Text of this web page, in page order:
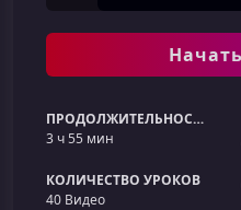
ПРОДОЛЖИТЕЛЬНОСТЬ
3 ч 55 мин
КОЛИЧЕСТВО УРОКОВ
40 Видео